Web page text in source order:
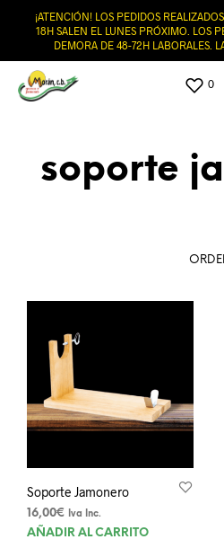
¡ATENCIÓN! LOS PEDIDOS
18H SALEN EL LUNES PRÓXIMO. LOS
DEMORA DE 48-72H LABORALES.
0
soporte
Soporte Jamonero
16,00€ Iva Inc.
AÑADIR AL CARRITO